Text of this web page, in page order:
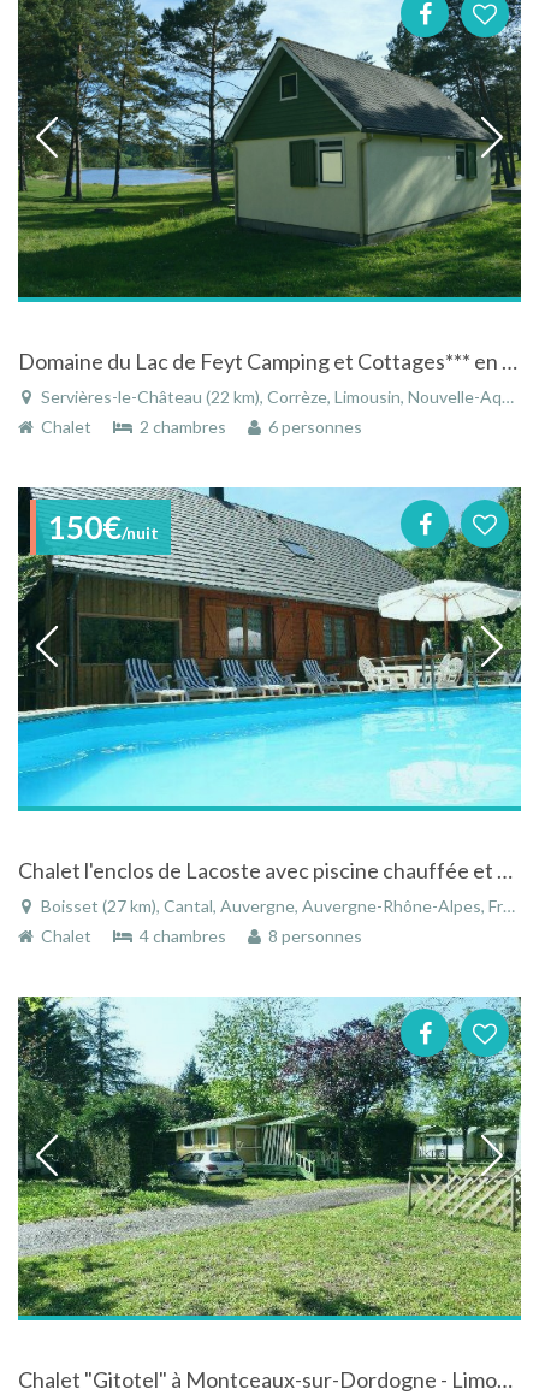
Domaine du Lac de Feyt Camping et Cottages*** en Correze
Servières-le-Château (22 km), Corrèze, Limousin, Nouvelle-Aquitaine, France
Chalet
2 chambres 6 personnes
150€/nuit
Chalet l'enclos de Lacoste avec piscine chauffée et spa à 45 mn du Super Lioran en Auvergne
Boisset (27 km), Cantal, Auvergne, Auvergne-Rhône-Alpes, France
Chalet
4 chambres 8 personnes
Chalet "Gitotel" à Montceaux-sur-Dordogne - Limousin face à la riviere de la Dordogne